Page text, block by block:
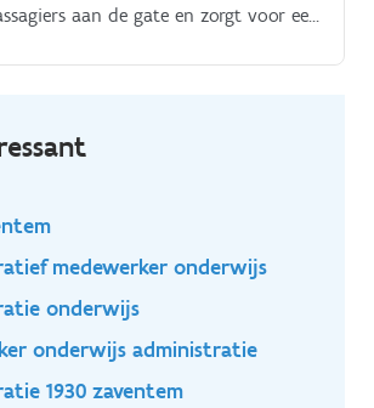
aan de gate en zorgt voor een
hun vlucht Klantenservice: Je staat
en beantwoordt vragen over hun
Je biedt ondersteuning bij
passagiers zich op hun gemak
Je werkt nauw samen met
afdelingen om de beste service te
vlotte doorstroming op de luchthaven
een buitengewoon veelzijdige
medewerker onderwijs
onderwijs
onderwijs administratie
1930 zaventem